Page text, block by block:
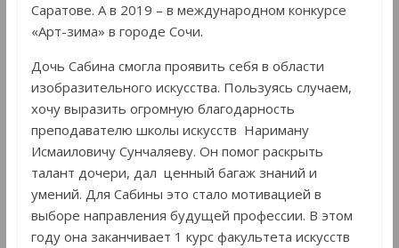
Саратове. А в 2019 – в международном конкурсе
«Арт-зима» в городе Сочи.
Дочь Сабина смогла проявить себя в области
изобразительного искусства. Пользуясь случаем,
хочу выразить огромную благодарность
преподавателю школы искусств Нариману
Исмаиловичу Сунчаляеву. Он помог раскрыть
талант дочери, дал ценный багаж знаний и
умений. Для Сабины это стало мотивацией в
выборе направления будущей профессии. В этом
году она заканчивает 1 курс факультета искусств